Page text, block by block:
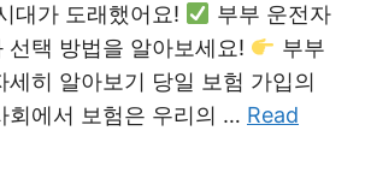
대가 도래했어요!
부부 운전자
선택 방법을 알아보세요!
부부
세히 알아보기 당일 보험 가입의
회에서 보험은 우리의 … Read